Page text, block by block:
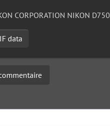
CORPORATION NIKON D750
data